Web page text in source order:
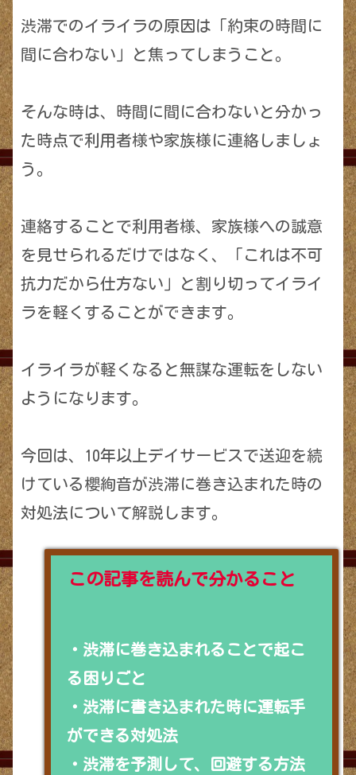
渋滞でのイライラの原因は「約束の時間に
間に合わない」と焦ってしまうこと。
そんな時は、時間に間に合わないと分かっ
た時点で利用者様や家族様に連絡しましょ
う。
連絡することで利用者様、家族様への誠意
を見せられるだけではなく、「これは不可
抗力だから仕方ない」と割り切ってイライ
ラを軽くすることができます。
イライラが軽くなると無謀な運転をしない
ようになります。
今回は、10年以上デイサービスで送迎を続
けている櫻絢音が渋滞に巻き込まれた時の
対処法について解説します。
この記事を読んで分かること
・渋滞に巻き込まれることで起こ
る困りごと
・渋滞に書き込まれた時に運転手
ができる対処法
・渋滞を予測して、回避する方法